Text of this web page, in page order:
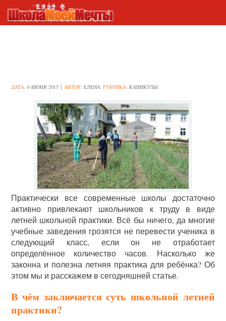
ДАТА:6 ИЮНЯ 2015 АВТОР:ЕЛЕНА РУБРИКА:КАНИКУЛЫ
Практически все современные школы достаточно
активно привлекают школьников к труду в виде
летней школьной практики. Всё бы ничего, да многие
учебные заведения грозятся не перевести ученика в
следующий класс, если он не отработает
определённое количество часов. Насколько же
законна и полезна летняя практика для ребёнка? Об
этом мы и расскажем в сегодняшней статье.
В чём заключается суть школьной летней
практики?